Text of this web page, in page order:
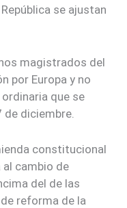
se ajustan
magistrados del
por Europa y no
que se
diciembre.
constitucional
cambio de
del de las
reforma de la